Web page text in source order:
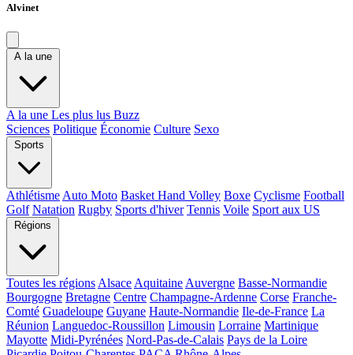
Alvinet
A la une
A la une Les plus lus Buzz
Sciences Politique Économie Culture Sexo
Sports
Athlétisme Auto Moto Basket Hand Volley Boxe Cyclisme Football
Golf Natation Rugby Sports d'hiver Tennis Voile Sport aux US
Régions
Toutes les régions Alsace Aquitaine Auvergne Basse-Normandie
Bourgogne Bretagne Centre Champagne-Ardenne Corse Franche-
Comté Guadeloupe Guyane Haute-Normandie Ile-de-France La
Réunion Languedoc-Roussillon Limousin Lorraine Martinique
Mayotte Midi-Pyrénées Nord-Pas-de-Calais Pays de la Loire